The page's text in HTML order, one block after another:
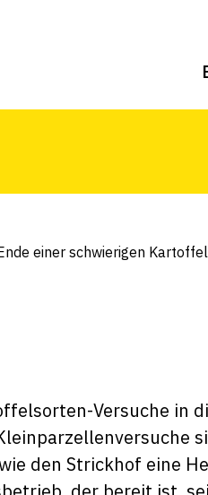
2024 mit ersten
einer schwierigen
Versuche in
den Strickhof eine